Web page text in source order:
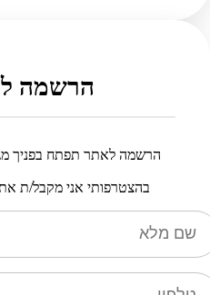
הרשמה
הרשמה לאתר תפתח בפניך
בהצטרפותי אני מקבל/ת